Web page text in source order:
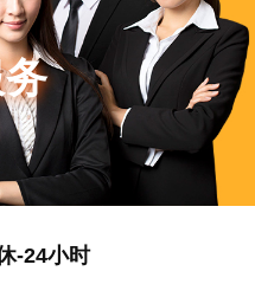
-24小时